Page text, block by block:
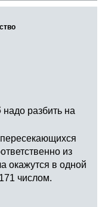
надо разбить на
из
окажутся в одной
числом.